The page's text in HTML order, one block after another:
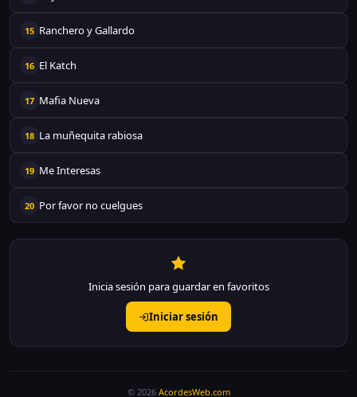
15 Ranchero y Gallardo
16 El Katch
17 Mafia Nueva
18 La muñequita rabiosa
19 Me Interesas
20 Por favor no cuelgues
Inicia sesión para guardar en favoritos
Iniciar sesión
© 2026 AcordesWeb.com